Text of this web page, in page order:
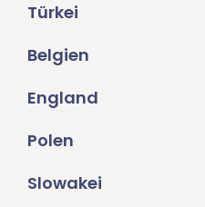
Türkei
Belgien
England
Polen
Slowakei